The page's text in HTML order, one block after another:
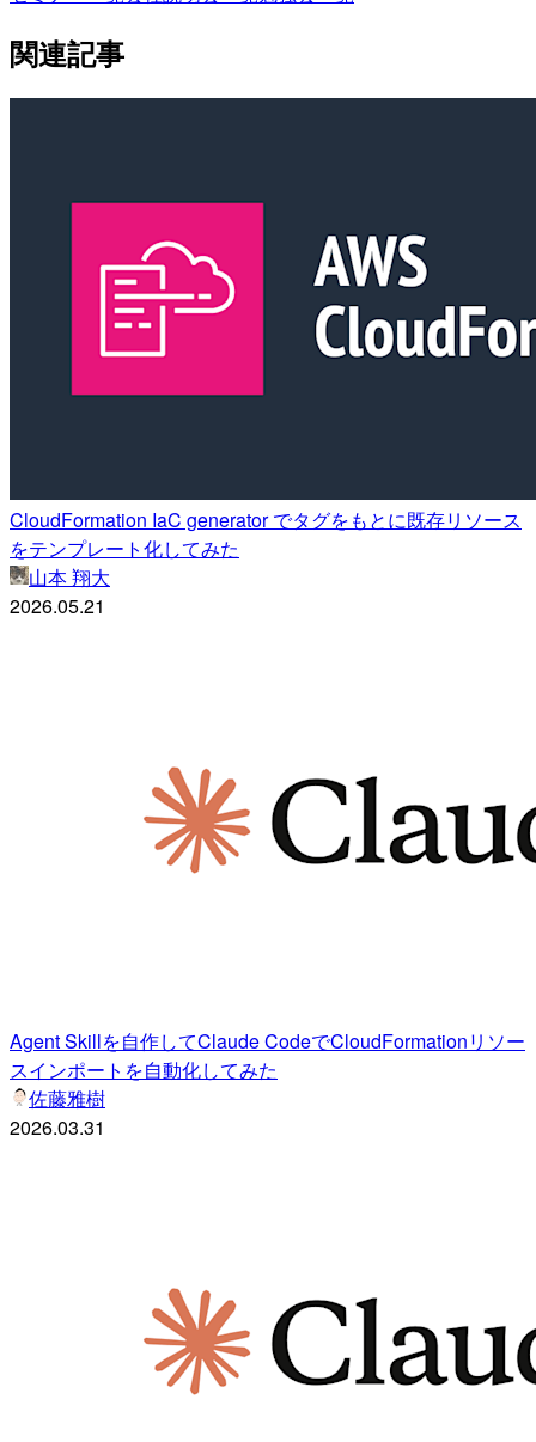
関連記事
CloudFormation IaC generator でタグをもとに既存リソース
をテンプレート化してみた
山本 翔大
2026.05.21
Agent Skillを自作してClaude CodeでCloudFormationリソー
スインポートを自動化してみた
佐藤雅樹
2026.03.31